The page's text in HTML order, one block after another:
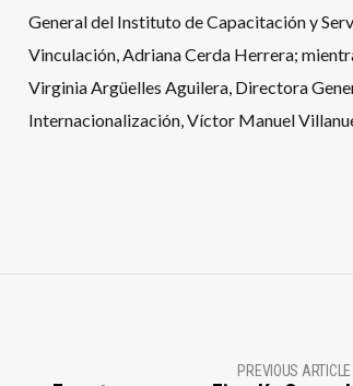
General del Instituto de Capacitación y
Vinculación, Adriana Cerda Herrera;
Virginia Argüelles Aguilera, Directora
Internacionalización, Víctor Manuel
PREVIOUS ARTICLE